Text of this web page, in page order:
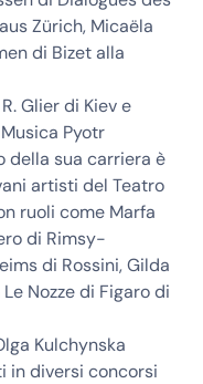
Zürich, Micaëla
di Bizet alla
Glier di Kiev e
Pyotr
della sua carriera è
artisti del Teatro
ruoli come Marfa
di Rimsy-
di Rossini, Gilda
Nozze di Figaro di
Kulchynska
in diversi concorsi